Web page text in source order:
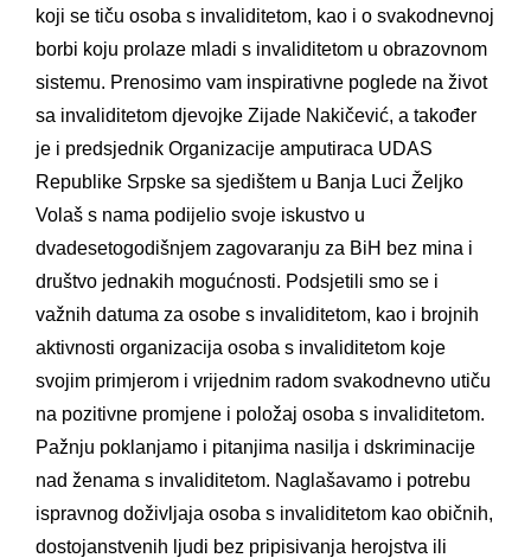
koji se tiču osoba s invaliditetom, kao i o svakodnevnoj
borbi koju prolaze mladi s invaliditetom u obrazovnom
sistemu. Prenosimo vam inspirativne poglede na život
sa invaliditetom djevojke Zijade Nakičević, a također
je i predsjednik Organizacije amputiraca UDAS
Republike Srpske sa sjedištem u Banja Luci Željko
Volaš s nama podijelio svoje iskustvo u
dvadesetogodišnjem zagovaranju za BiH bez mina i
društvo jednakih mogućnosti. Podsjetili smo se i
važnih datuma za osobe s invaliditetom, kao i brojnih
aktivnosti organizacija osoba s invaliditetom koje
svojim primjerom i vrijednim radom svakodnevno utiču
na pozitivne promjene i položaj osoba s invaliditetom.
Pažnju poklanjamo i pitanjima nasilja i dskriminacije
nad ženama s invaliditetom. Naglašavamo i potrebu
ispravnog doživljaja osoba s invaliditetom kao običnih,
dostojanstvenih ljudi bez pripisivanja herojstva ili